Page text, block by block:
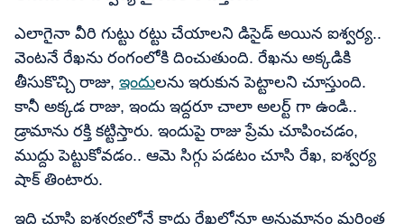
ఎలాగైనా వీరి గుట్టు రట్టు చేయాలని డిసైడ్ అయిన ఐశ్వర్య..
వెంటనే రేఖను రంగంలోకి దించుతుంది. రేఖను అక్కడికి
తీసుకొచ్చి రాజు, ఇందులను ఇరుకున పెట్టాలని చూస్తుంది.
కానీ అక్కడ రాజు, ఇందు ఇద్దరూ చాలా అలర్ట్ గా ఉండి..
డ్రామాను రక్తి కట్టిస్తారు. ఇందుపై రాజు ప్రేమ చూపించడం,
ముద్దు పెట్టుకోవడం.. ఆమె సిగ్గు పడటం చూసి రేఖ, ఐశ్వర్య
షాక్ తింటారు.
ఇది చూసి ఐశ్వర్యలోనే కాదు రేఖలోనూ అనుమానం మరింత